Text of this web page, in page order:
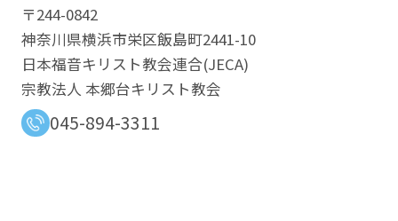
〒244-0842
神奈川県横浜市栄区飯島町2441-10
日本福音キリスト教会連合​(JECA)
宗教法人 本郷台キリスト教会
045-894-3311